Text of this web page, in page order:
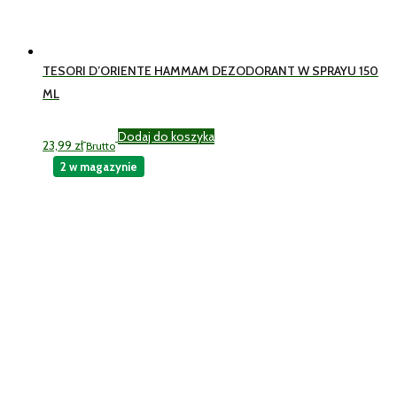
TESORI D’ORIENTE HAMMAM DEZODORANT W SPRAYU 150
ML
23,99 zł Brutto
Dodaj do koszyka
2 w magazynie